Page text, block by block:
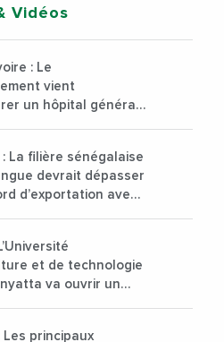
Vidéos
: Le
vient
un hôpital général
: La filière sénégalaise
devrait dépasser
d’exportation avec
et de technologie
va ouvrir un
Les principaux